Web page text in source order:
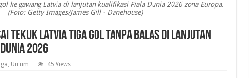
ke gawang Latvia di lanjutan kualifikasi Piala Dunia 2026 zona Europa.
(Foto: Getty Images/James Gill - Danehouse)
Tekuk Latvia Tiga gol Tanpa balas di Lanjutan
2026
, Umum 45 Views